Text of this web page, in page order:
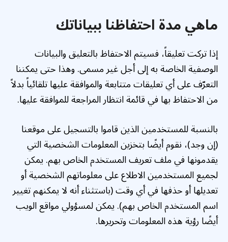
ماهي مدة احتفاظنا ببياناتك
إذا تركت تعليقاً، فسيتم الاحتفاظ بالتعليق والبيانات
الوصفية الخاصة به إلى أجل غير مسمى. وهذا حتى يمكننا
التعرّف على أي تعليقات متتابعة والموافقة عليها تلقائياً بدلاً
من الاحتفاظ بها في قائمة انتظار المراجعة للموافقة عليها.
بالنسبة للمستخدمين الذين قاموا بالتسجيل على موقعنا
(إن وجد)، نقوم أيضًا بتخزين المعلومات الشخصية التي
يقدمونها في ملف تعريف المستخدم الخاص بهم. يمكن
لجميع المستخدمين الاطلاع على معلوماتهم الشخصية أو
تعديلها أو حذفها في أي وقت (باستثناء أنه لا يمكنهم تغيير
اسم المستخدم الخاص بهم). يمكن لمسؤولي مواقع الويب
أيضًا رؤية هذه المعلومات وتحريرها.